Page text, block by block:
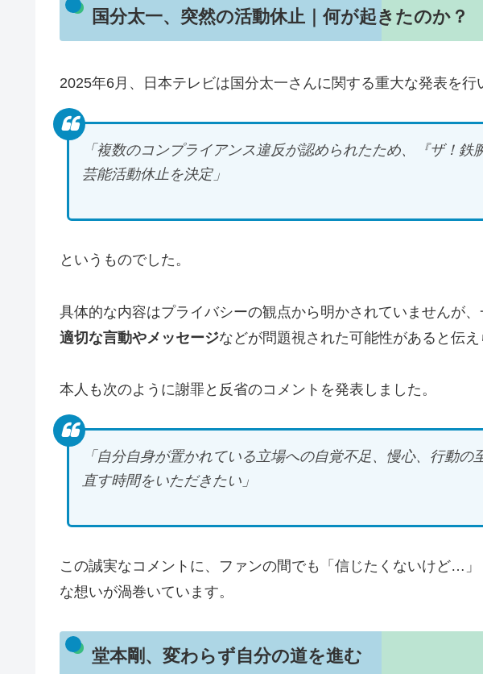
国分太一、突然の活動休止｜何が起きたのか？
2025年6月、日本テレビは国分太一さんに関する重大な発表を行
「複数のコンプライアンス違反が認められたため、『ザ！
芸能活動休止を決定」
というものでした。
具体的な内容はプライバシーの観点から明かされていませんが
適切な言動やメッセージなどが問題視された可能性があると伝え
本人も次のように謝罪と反省のコメントを発表しました。
「自分自身が置かれている立場への自覚不足、慢心、行動
直す時間をいただきたい」
この誠実なコメントに、ファンの間でも「信じたくないけど…
な想いが渦巻いています。
堂本剛、変わらず自分の道を進む